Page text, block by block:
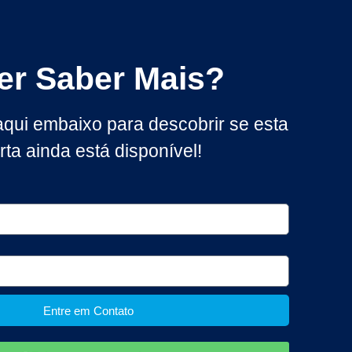
Saber Mais?
embaixo para descobrir se esta
ainda está disponível!
Entre em Contato